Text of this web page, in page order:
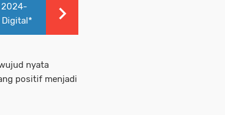
2024-
Digital*
nyata
positif menjadi